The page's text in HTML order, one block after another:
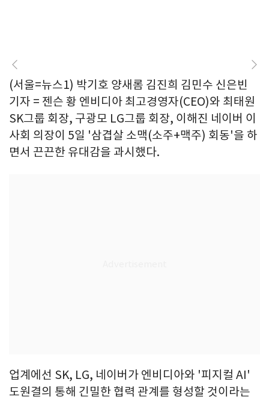
(서울=뉴스1) 박기호 양새롬 김진희 김민수 신은빈
기자 = 젠슨 황 엔비디아 최고경영자(CEO)와 최태원
SK그룹 회장, 구광모 LG그룹 회장, 이해진 네이버 이
사회 의장이 5일 '삼겹살 소맥(소주+맥주) 회동'을 하
면서 끈끈한 유대감을 과시했다.
업계에선 SK, LG, 네이버가 엔비디아와 '피지컬 AI'
도원결의 통해 긴밀한 협력 관계를 형성할 것이라는